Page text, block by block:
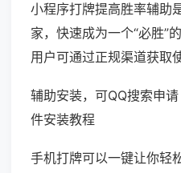
小程序打牌提高胜率辅助
家，快速成为一个“必胜”
用户可通过正规渠道获取
辅助安装，可QQ搜索申
件安装教程
手机打牌可以一键让你轻